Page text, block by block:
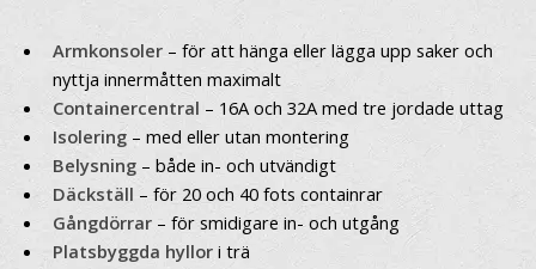
Armkonsoler– för att hänga eller lägga upp saker och
nyttja innermåtten maximalt
Containercentral – 16A och 32A med tre jordade uttag
Isolering– med eller utan montering
Belysning– både in- och utvändigt
Däckställ – för 20 och 40 fots containrar
Gångdörrar– för smidigare in- och utgång
Platsbyggda hyllori trä